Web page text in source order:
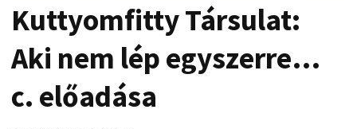
Kuttyomfitty Társulat:
Aki nem lép egyszerre…
c. előadása